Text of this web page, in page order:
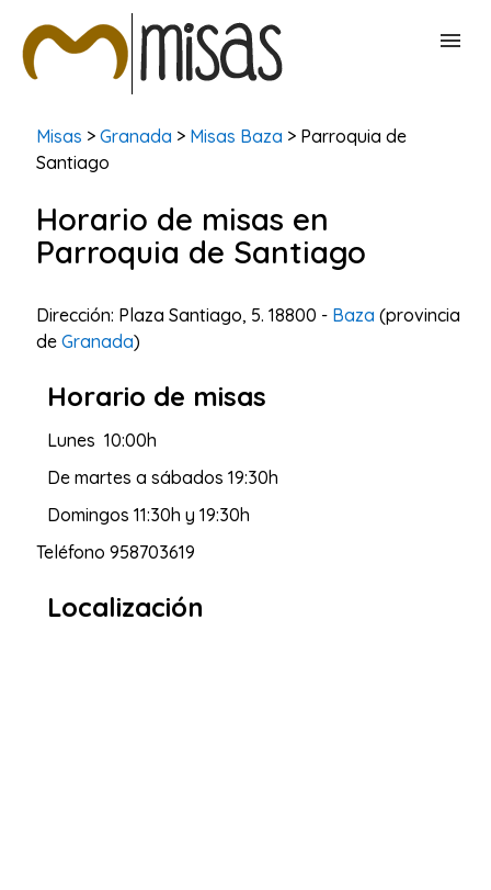
BUSCAR MISAS
Misas > Granada > Misas Baza > Parroquia de
Santiago
Horario de misas en
Parroquia de Santiago
Dirección: Plaza Santiago, 5. 18800 - Baza (provincia
de Granada)
Horario de misas
Lunes 10:00h
De martes a sábados 19:30h
Domingos 11:30h y 19:30h
Teléfono 958703619
Localización